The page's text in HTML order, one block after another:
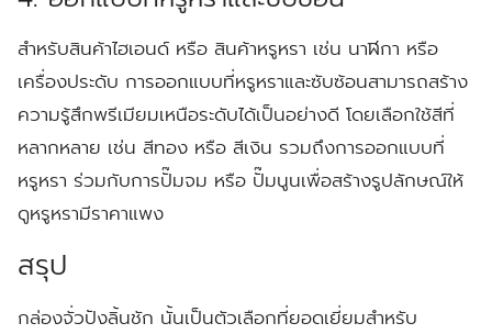
สำหรับสินค้าไฮเอนด์ หรือ สินค้าหรูหรา เช่น นาฬิกา หรือ
เครื่องประดับ การออกแบบที่หรูหราและซับซ้อนสามารถสร้าง
ความรู้สึกพรีเมียมเหนือระดับได้เป็นอย่างดี โดยเลือกใช้สีที่
หลากหลาย เช่น สีทอง หรือ สีเงิน รวมถึงการออกแบบที่
หรูหรา ร่วมกับการปั๊มจม หรือ ปั๊มนูนเพื่อสร้างรูปลักษณ์ให้
ดูหรูหรามีราคาแพง
สรุป
กล่องจั่วปังลิ้นชัก นั้นเป็นตัวเลือกที่ยอดเยี่ยมสำหรับ